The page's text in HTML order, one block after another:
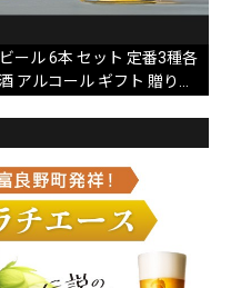
ール 6本 セット 定番3種各
アルコール ギフト 贈り物